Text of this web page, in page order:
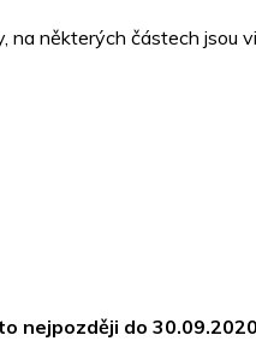
některých částech jsou
nejpozději do 30.09.2020